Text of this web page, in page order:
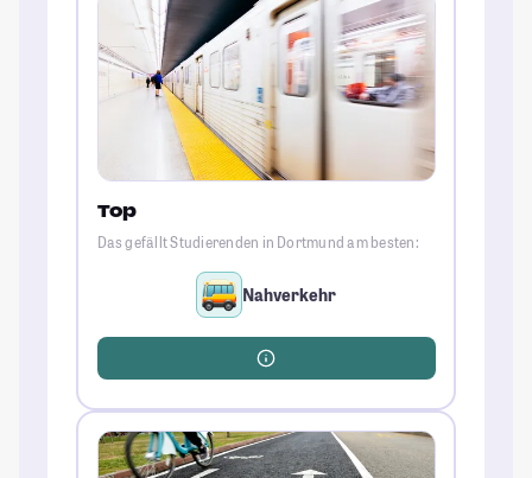
Top
Das gefällt Studierenden in Dortmund am besten:
Nahverkehr